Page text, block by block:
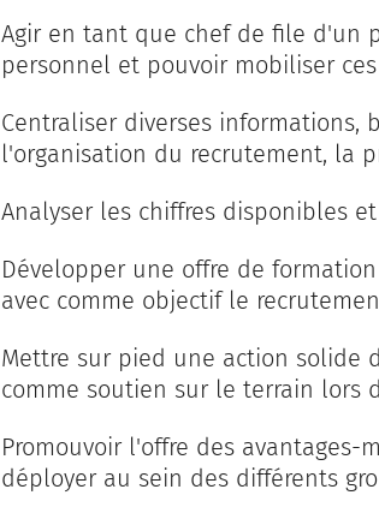
Agir en tant que chef de file d'un
personnel et pouvoir mobiliser
Centraliser diverses
l'organisation du recrutement, la
Analyser les chiffres disponibles
Développer une offre de
avec comme objectif le
Mettre sur pied une action solide
comme soutien sur le terrain lors
Promouvoir l'offre des
déployer au sein des différents